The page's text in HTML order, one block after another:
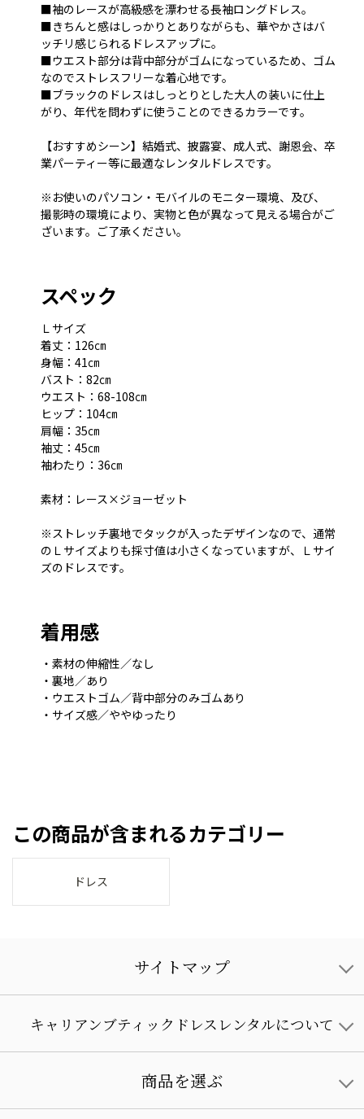
■袖のレースが高級感を漂わせる長袖ロングドレス。
■きちんと感はしっかりとありながらも、華やかさはバ
ッチリ感じられるドレスアップに。
■ウエスト部分は背中部分がゴムになっているため、ゴム
なのでストレスフリーな着心地です。
■ブラックのドレスはしっとりとした大人の装いに仕上
がり、年代を問わずに使うことのできるカラーです。
【おすすめシーン】結婚式、披露宴、成人式、謝恩会、卒
業パーティー等に最適なレンタルドレスです。
※お使いのパソコン・モバイルのモニター環境、及び、
撮影時の環境により、実物と色が異なって見える場合がご
ざいます。ご了承ください。
スペック
Ｌサイズ
着丈：126㎝
身幅：41㎝
バスト：82㎝
ウエスト：68-108㎝
ヒップ：104㎝
肩幅：35㎝
袖丈：45㎝
袖わたり：36㎝
素材：レース×ジョーゼット
※ストレッチ裏地でタックが入ったデザインなので、通常
のＬサイズよりも採寸値は小さくなっていますが、Ｌサイ
ズのドレスです。
着用感
・素材の伸縮性／なし
・裏地／あり
・ウエストゴム／背中部分のみゴムあり
・サイズ感／ややゆったり
この商品が含まれるカテゴリー
ドレス
サイトマップ
キャリアンブティックドレスレンタルについて
商品を選ぶ